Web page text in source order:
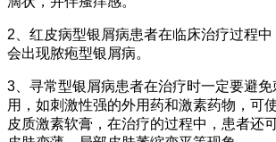
2、红皮病型银屑病患者在临床治疗过程中
会出现脓疱型银屑病。
3、寻常型银屑病患者在治疗时一定要避
用，如刺激性强的外用药和激素药物，可
皮质激素软膏，在治疗的过程中，患者还